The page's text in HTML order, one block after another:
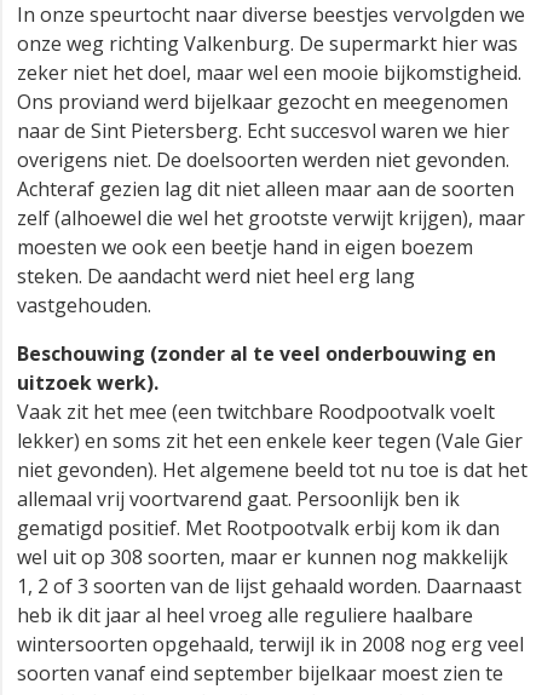
In onze speurtocht naar diverse beestjes vervolgden we
onze weg richting Valkenburg. De supermarkt hier was
zeker niet het doel, maar wel een mooie bijkomstigheid.
Ons proviand werd bijelkaar gezocht en meegenomen
naar de Sint Pietersberg. Echt succesvol waren we hier
overigens niet. De doelsoorten werden niet gevonden.
Achteraf gezien lag dit niet alleen maar aan de soorten
zelf (alhoewel die wel het grootste verwijt krijgen), maar
moesten we ook een beetje hand in eigen boezem
steken. De aandacht werd niet heel erg lang
vastgehouden.
Beschouwing (zonder al te veel onderbouwing en
uitzoek werk).
Vaak zit het mee (een twitchbare Roodpootvalk voelt
lekker) en soms zit het een enkele keer tegen (Vale Gier
niet gevonden). Het algemene beeld tot nu toe is dat het
allemaal vrij voortvarend gaat. Persoonlijk ben ik
gematigd positief. Met Rootpootvalk erbij kom ik dan
wel uit op 308 soorten, maar er kunnen nog makkelijk
1, 2 of 3 soorten van de lijst gehaald worden. Daarnaast
heb ik dit jaar al heel vroeg alle reguliere haalbare
wintersoorten opgehaald, terwijl ik in 2008 nog erg veel
soorten vanaf eind september bijelkaar moest zien te